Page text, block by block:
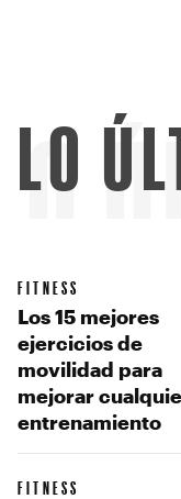
LO
FITNESS
Los 15 mejores
ejercicios de
movilidad para
mejorar
entrenamiento
FITNESS